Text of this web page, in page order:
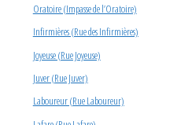
Oratoire (Impasse de l’Oratoire)
Infirmières (Rue des Infirmières)
Joyeuse (Rue Joyeuse)
Juver (Rue Juver)
Laboureur (Rue Laboureur)